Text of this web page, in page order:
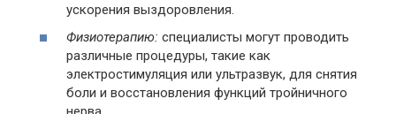
ускорения выздоровления.
Физиотерапию: специалисты могут проводить
различные процедуры, такие как
электростимуляция или ультразвук, для снятия
боли и восстановления функций тройничного